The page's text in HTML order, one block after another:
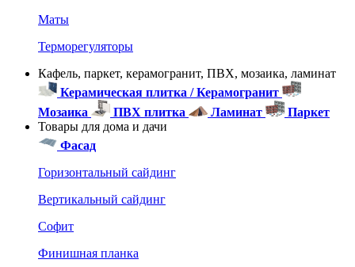
Маты
Терморегуляторы
Кафель, паркет, керамогранит, ПВХ, мозаика, ламинат
Керамическая плитка / Керамогранит
Мозаика
ПВХ плитка Ламинат
Паркет
Товары для дома и дачи
Фасад
Горизонтальный сайдинг
Вертикальный сайдинг
Софит
Финишная планка